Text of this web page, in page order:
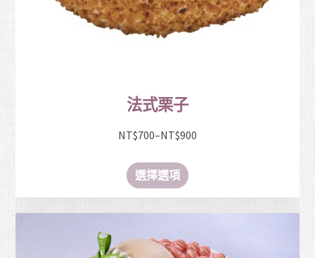
法式栗子
NT$700–NT$900
選擇選項